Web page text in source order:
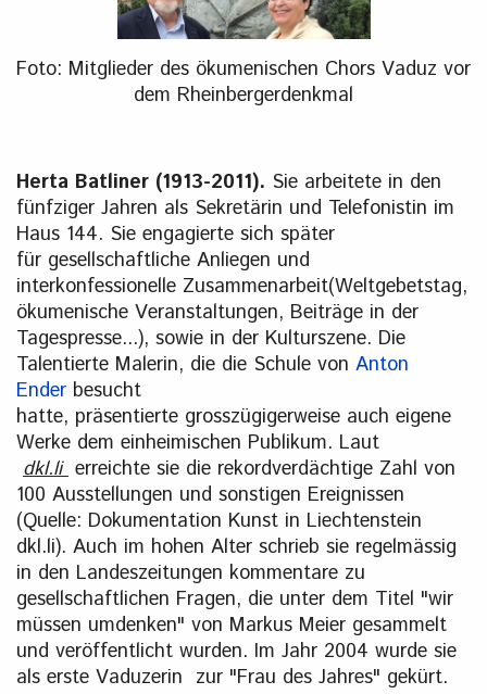
Foto: Mitglieder des ökumenischen Chors Vaduz vor
dem Rheinbergerdenkmal
Herta Batliner (1913-2011). Sie arbeitete in den
fünfziger Jahren als Sekretärin und Telefonistin im
Haus 144. Sie engagierte sich später
für gesellschaftliche Anliegen und
interkonfessionelle Zusammenarbeit(Weltgebetstag,
ökumenische Veranstaltungen, Beiträge in der
Tagespresse...), sowie in der Kulturszene. Die
Talentierte Malerin, die die Schule von Anton
Ender besucht
hatte, präsentierte grosszügigerweise auch eigene
Werke dem einheimischen Publikum. Laut
dkl.li erreichte sie die rekordverdächtige Zahl von
100 Ausstellungen und sonstigen Ereignissen
(Quelle: Dokumentation Kunst in Liechtenstein
dkl.li). Auch im hohen Alter schrieb sie regelmässig
in den Landeszeitungen kommentare zu
gesellschaftlichen Fragen, die unter dem Titel "wir
müssen umdenken" von Markus Meier gesammelt
und veröffentlicht wurden. Im Jahr 2004 wurde sie
als erste Vaduzerin zur "Frau des Jahres" gekürt.